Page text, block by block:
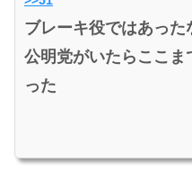
ブレーキ役ではあった
公明党がいたらここ
った